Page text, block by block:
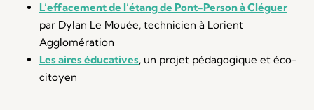
L’effacement de l’étang de Pont-Person à Cléguer
par Dylan Le Mouée, technicien à Lorient
Agglomération
Les aires éducatives, un projet pédagogique et éco-
citoyen